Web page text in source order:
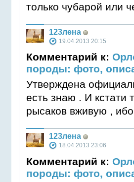
только чубарой или
123лена
19.04.2013 20:15
Комментарий к:
породы: фото,
Утверждена
есть знаю . И кстати
рысаков вживую ,
123лена
18.04.2013 23:06
Комментарий к:
породы: фото,